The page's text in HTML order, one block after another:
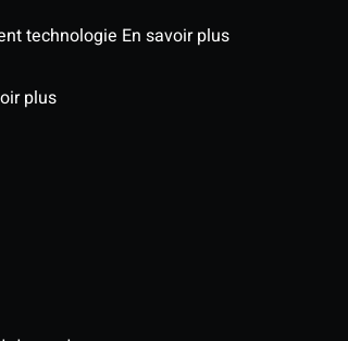
technologie En savoir plus
plus